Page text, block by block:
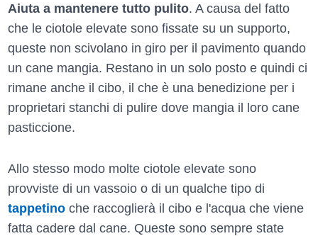
Aiuta a mantenere tutto pulito. A causa del fatto
che le ciotole elevate sono fissate su un supporto,
queste non scivolano in giro per il pavimento quando
un cane mangia. Restano in un solo posto e quindi ci
rimane anche il cibo, il che è una benedizione per i
proprietari stanchi di pulire dove mangia il loro cane
pasticcione.
Allo stesso modo molte ciotole elevate sono
provviste di un vassoio o di un qualche tipo di
tappetino che raccoglierà il cibo e l'acqua che viene
fatta cadere dal cane. Queste sono sempre state